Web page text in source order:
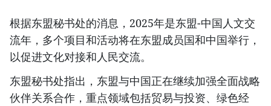
根据东盟秘书处的消息，2025年是东盟-中国人文交
流年，多个项目和活动将在东盟成员国和中国举行，
以促进文化对接和人民交流。
东盟秘书处指出，东盟与中国正在继续加强全面战略
伙伴关系合作，重点领域包括贸易与投资、绿色经